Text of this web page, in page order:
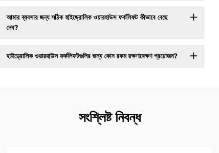
আমার ব্যবসার জন্য সঠিক হাইড্রোলিক ওয়ারহাউস ফর্কলিফট কীভাবে বেছে
নেব?
হাইড্রোলিক ওয়ারহাউস ফর্কলিফটগুলির জন্য কোন রকম রক্ষণাবেক্ষণ প্রয়োজন?
সংশ্লিষ্ট নিবন্ধ